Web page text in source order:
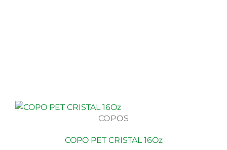
COPOS
COPO PET CRISTAL 16Oz